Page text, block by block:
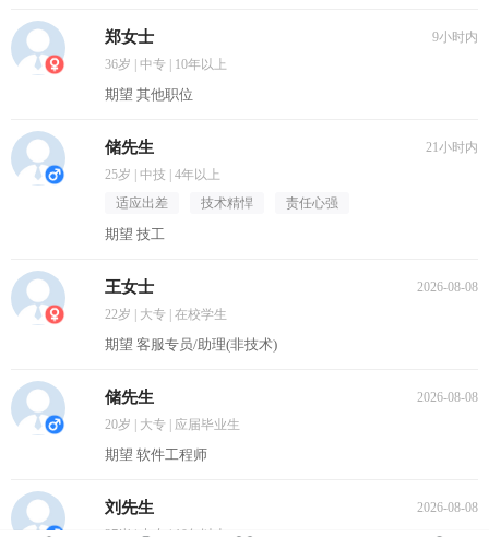
郑女士
9小时内
36岁 | 中专 | 10年以上
期望 其他职位
储先生
21小时内
25岁 | 中技 | 4年以上
适应出差
技术精悍 责任心强
期望 技工
王女士
2026-08-08
22岁 | 大专 | 在校学生
期望 客服专员/助理(非技术)
储先生
2026-08-08
20岁 | 大专 | 应届毕业生
期望 软件工程师
刘先生
2026-08-08